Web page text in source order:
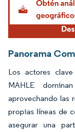
Panorama
Los actores
MAHLE
aprovechando las
propias líneas de
asegurar una